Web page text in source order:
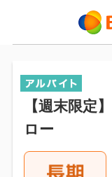
【週末限定
ロー